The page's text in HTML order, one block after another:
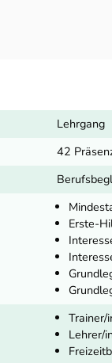
Lehrgang
42
Erste-
Trainer/
Lehrer/